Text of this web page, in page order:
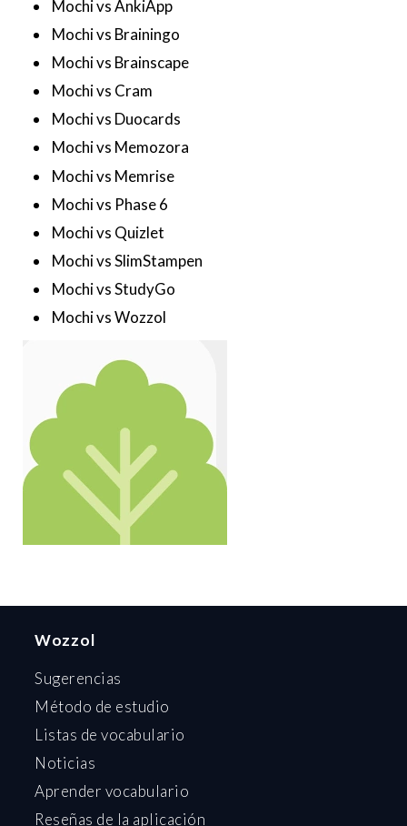
Mochi vs AnkiApp
Mochi vs Brainingo
Mochi vs Brainscape
Mochi vs Cram
Mochi vs Duocards
Mochi vs Memozora
Mochi vs Memrise
Mochi vs Phase 6
Mochi vs Quizlet
Mochi vs SlimStampen
Mochi vs StudyGo
Mochi vs Wozzol
Wozzol
Sugerencias
Método de estudio
Listas de vocabulario
Noticias
Aprender vocabulario
Reseñas de la aplicación